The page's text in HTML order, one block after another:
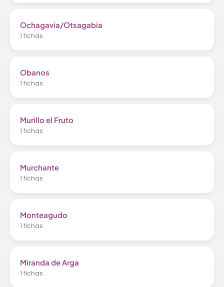
Ochagavia/Otsagabia
1 fichas
Obanos
1 fichas
Murillo el Fruto
1 fichas
Murchante
1 fichas
Monteagudo
1 fichas
Miranda de Arga
1 fichas